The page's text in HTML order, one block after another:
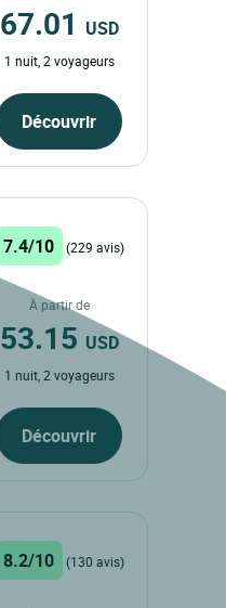
67.01 USD
1 nuit, 2 voyageurs
Découvrir
7.4/10 (229 avis)
À partir de
53.15 USD
1 nuit, 2 voyageurs
Découvrir
8.2/10 (130 avis)